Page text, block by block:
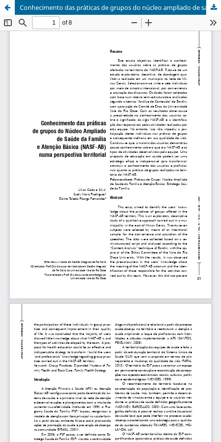
Conhecimento das práticas de grupos do núcleo ampliado de saúde da família e atenção básica (NASF-AB) numa perspectiva territorial